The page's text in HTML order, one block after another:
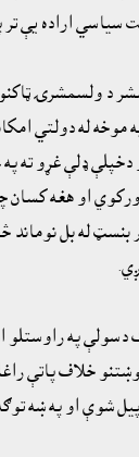
اراده يې تر
د ولسمشرۍ ټاکنو
موخه له دولتي
ډلې غړو ته په
او هغه کسان
بنسټ له بل
دسولې په راوستلو
خلاف پاتې
پيل شوې او په ښه